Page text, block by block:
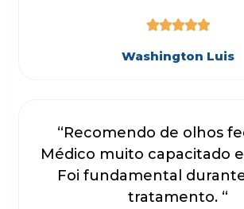

Washington Luis
“Recomendo de olhos
Médico muito capacitado
Foi fundamental
tratamento. “